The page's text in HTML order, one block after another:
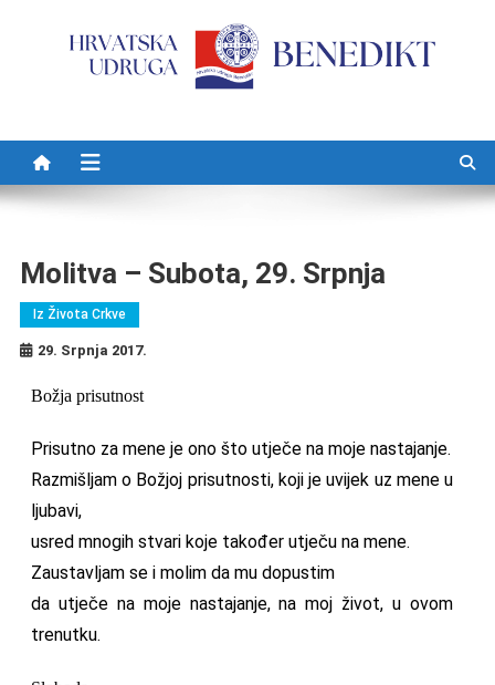
Molitva – Subota, 29. Srpnja
Iz Života Crkve
29. Srpnja 2017.
Božja prisutnost
Prisutno za mene je ono što utječe na moje nastajanje.
Razmišljam o Božjoj prisutnosti, koji je uvijek uz mene u
ljubavi,
usred mnogih stvari koje također utječu na mene.
Zaustavljam se i molim da mu dopustim
da utječe na moje nastajanje, na moj život, u ovom
trenutku.